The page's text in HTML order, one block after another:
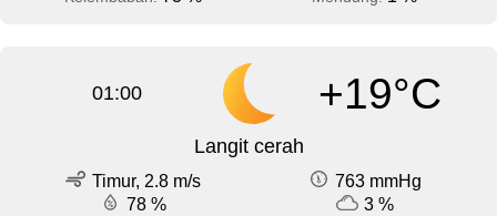
01:00 +19°C
Langit cerah
Timur, 2.8 m/s
763 mmHg
78 %
3 %